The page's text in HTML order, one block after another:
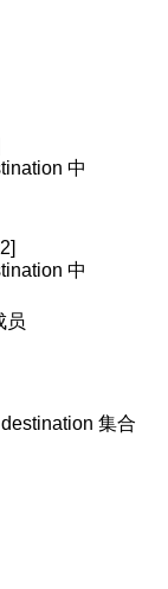
中
中
员
集合